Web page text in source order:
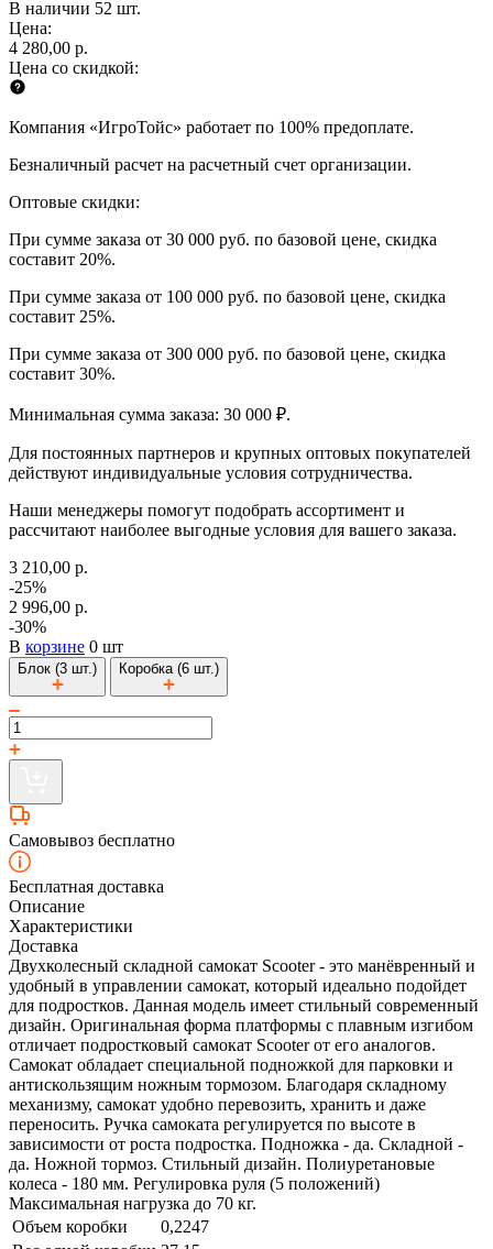
В наличии 52 шт.
Цена:
4 280,00 р.
Цена со скидкой:
Компания «ИгроТойс» работает по 100% предоплате.
Безналичный расчет на расчетный счет организации.
Оптовые скидки:
При сумме заказа от 30 000 руб. по базовой цене, скидка
составит 20%.
При сумме заказа от 100 000 руб. по базовой цене, скидка
составит 25%.
При сумме заказа от 300 000 руб. по базовой цене, скидка
составит 30%.
Минимальная сумма заказа: 30 000 ₽.
Для постоянных партнеров и крупных оптовых покупателей
действуют индивидуальные условия сотрудничества.
Наши менеджеры помогут подобрать ассортимент и
рассчитают наиболее выгодные условия для вашего заказа.
3 210,00 р.
-25%
2 996,00 р.
-30%
В корзине 0 шт
Блок (3 шт.) Коробка (6 шт.)
Самовывоз бесплатно
Бесплатная доставка
Описание
Характеристики
Доставка
Двухколесный складной самокат Scooter - это манёвренный и
удобный в управлении самокат, который идеально подойдет
для подростков. Данная модель имеет стильный современный
дизайн. Оригинальная форма платформы с плавным изгибом
отличает подростковый самокат Scooter от его аналогов.
Самокат обладает специальной подножкой для парковки и
антискользящим ножным тормозом. Благодаря складному
механизму, самокат удобно перевозить, хранить и даже
переносить. Ручка самоката регулируется по высоте в
зависимости от роста подростка. Подножка - да. Складной -
да. Ножной тормоз. Стильный дизайн. Полиуретановые
колеса - 180 мм. Регулировка руля (5 положений)
Максимальная нагрузка до 70 кг.
Объем коробки
0,2247